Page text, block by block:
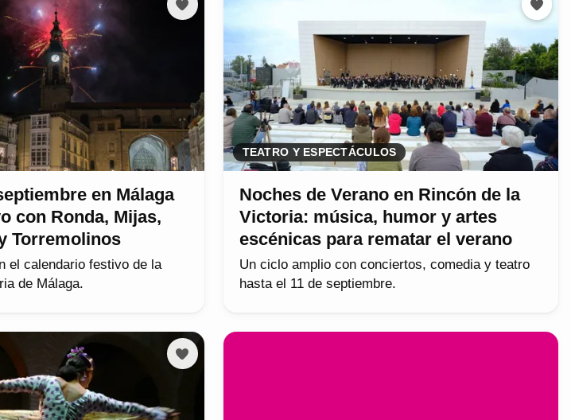
en Málaga
con Ronda, Mijas,
Torremolinos
el calendario festivo de la
de Málaga.
TEATRO Y ESPECTÁCULOS
Noches de Verano en Rincón de la
Victoria: música, humor y artes
escénicas para rematar el verano
Un ciclo amplio con conciertos, comedia y teatro
hasta el 11 de septiembre.